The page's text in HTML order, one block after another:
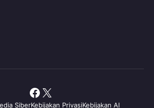
SiberKebijakan PrivasiKebijakan AI
Facebook
X